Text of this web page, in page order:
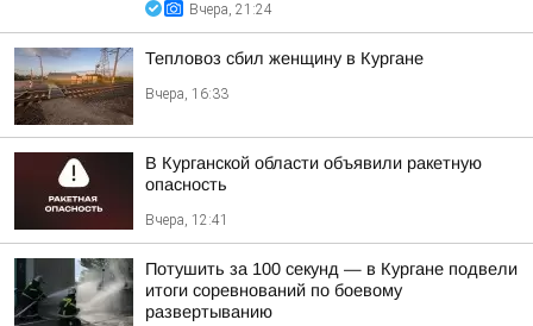
Вчера, 21:24
Тепловоз сбил женщину в Кургане
Вчера, 16:33
В Курганской области объявили ракетную
опасность
Вчера, 12:41
Потушить за 100 секунд — в Кургане подвели
итоги соревнований по боевому
развертыванию